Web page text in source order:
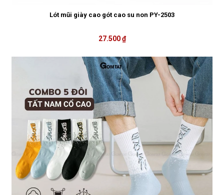
Lót mũi giày cao gót cao su non PY-2503
27.500 ₫